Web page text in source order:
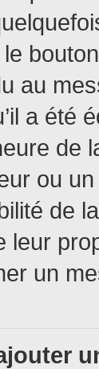
bouton
au
a été
de
ou
de
leur
un